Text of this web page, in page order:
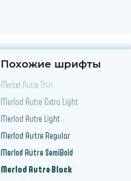
Похожие шрифты
Merlod Autre Thin
Merlod Autre Extra Light
Merlod Autre Light
Merlod Autre Regular
Merlod Autre SemiBold
Merlod Autre Black